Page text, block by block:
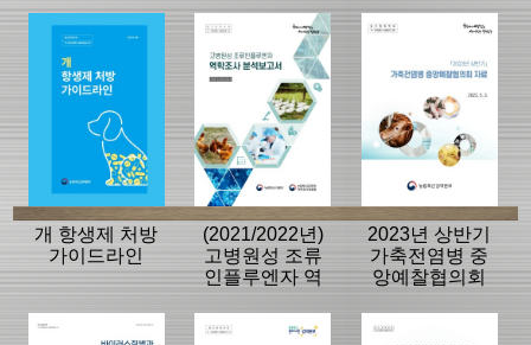
개 항생제 처방
가이드라인
(2021/2022년)
고병원성 조류
인플루엔자 역
서
2023년 상반기
가축전염병 중
앙예찰협의회